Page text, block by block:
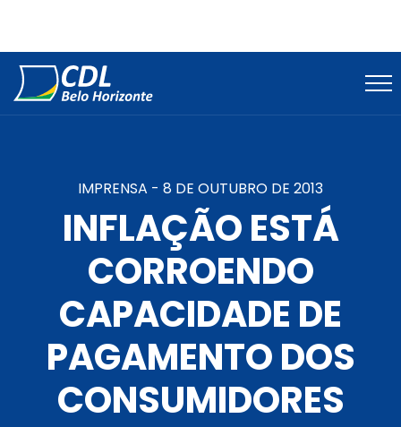
IMPRENSA - 8 DE OUTUBRO DE 2013
INFLAÇÃO ESTÁ
CORROENDO
CAPACIDADE DE
PAGAMENTO DOS
CONSUMIDORES